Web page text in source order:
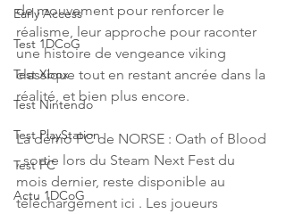
Early Access
Test 1DCoG
Test Xbox
Test Nintendo
Test PlayStation
Test PC
Actu 1DCoG
de mouvement pour renforcer le
réalisme, leur approche pour raconter
une histoire de vengeance viking
classique tout en restant ancrée dans la
réalité, et bien plus encore.
La démo PC de NORSE : Oath of Blood
, sortie lors du Steam Next Fest du
mois dernier, reste disponible au
téléchargement ici . Les joueurs